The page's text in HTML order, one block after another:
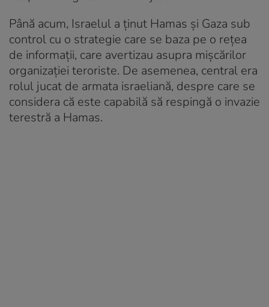
Până acum, Israelul a ținut Hamas și Gaza sub
control cu o strategie care se baza pe o rețea
de informații, care avertizau asupra mișcărilor
organizației teroriste. De asemenea, central era
rolul jucat de armata israeliană, despre care se
considera că este capabilă să respingă o invazie
terestră a Hamas.